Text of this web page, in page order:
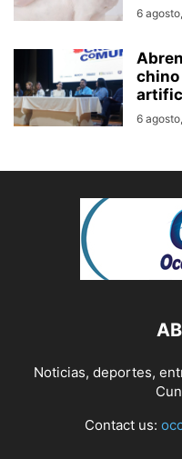
6
6
Noticias, deportes,
Contact us: